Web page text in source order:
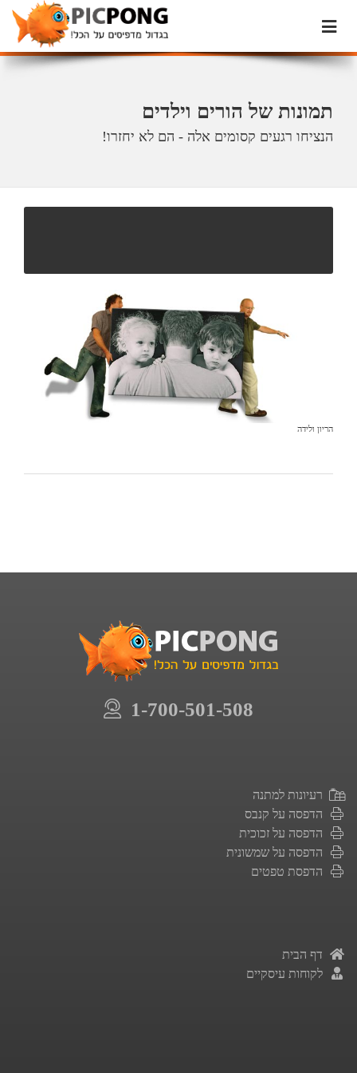
תמונות של הורים וילדים
הנציחו רגעים קסומים אלה - הם לא יחזרו!
הריון ולידה
1-700-501-508
רעיונות למתנה
הדפסה על קנבס
הדפסה על זכוכית
הדפסה על שמשונית
הדפסת טפטים
דף הבית
לקוחות עיסקיים